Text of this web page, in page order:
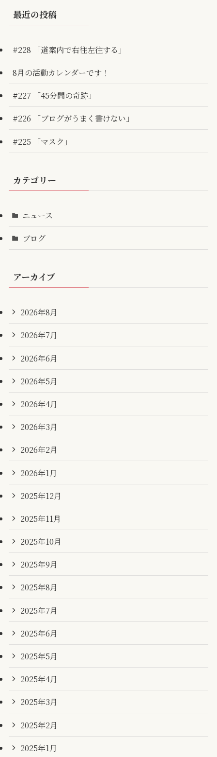
最近の投稿
#228 「道案内で右往左往する」
8月の活動カレンダーです！
#227 「45分間の奇跡」
#226 「ブログがうまく書けない」
#225 「マスク」
カテゴリー
ニュース
ブログ
アーカイブ
2026年8月
2026年7月
2026年6月
2026年5月
2026年4月
2026年3月
2026年2月
2026年1月
2025年12月
2025年11月
2025年10月
2025年9月
2025年8月
2025年7月
2025年6月
2025年5月
2025年4月
2025年3月
2025年2月
2025年1月